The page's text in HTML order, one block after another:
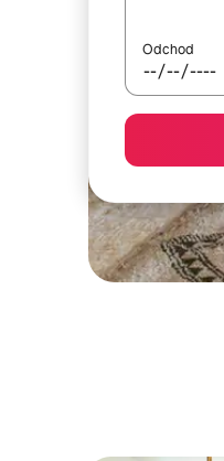
Odchod